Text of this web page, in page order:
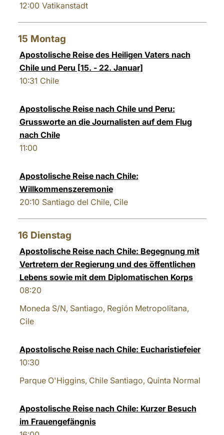
12:00 Vatikanstadt
15 Montag
Apostolische Reise des Heiligen Vaters nach
Chile und Peru [15. - 22. Januar]
10:31 Chile
Apostolische Reise nach Chile und Peru:
Grussworte an die Journalisten auf dem Flug
nach Chile
11:00
Apostolische Reise nach Chile:
Willkommenszeremonie
20:10 Santiago del Chile, Cile
16 Dienstag
Apostolische Reise nach Chile: Begegnung mit
Vertretern der Regierung und des öffentlichen
Lebens sowie mit dem Diplomatischen Korps
08:20
Moneda S/N, Santiago, Región Metropolitana,
Cile
Apostolische Reise nach Chile: Eucharistiefeier
10:30
Parque O'Higgins, Chile Santiago, Quinta Normal
Apostolische Reise nach Chile: Kurzer Besuch
im Frauengefängnis